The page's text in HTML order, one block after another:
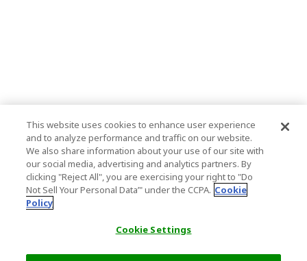
This website uses cookies to enhance user experience
and to analyze performance and traffic on our website.
We also share information about your use of our site with
our social media, advertising and analytics partners. By
clicking "Reject All", you are exercising your right to "Do
Not Sell Your Personal Data’" under the CCPA. Cookie
Policy
Cookie Settings